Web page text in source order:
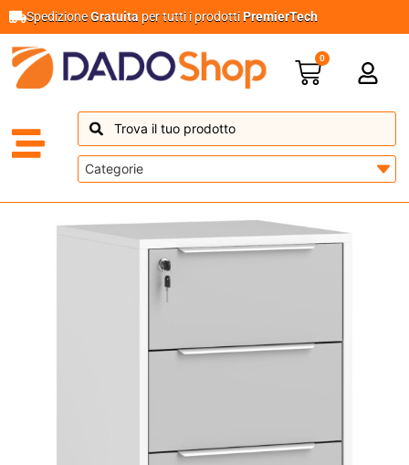
SpedizioneGratuita per tutti i prodottiPremierTech
0